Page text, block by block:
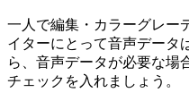
一人で編集・カラーグレー
イターにとって音声データ
ら、音声データが必要な場
チェックを入れましょう。